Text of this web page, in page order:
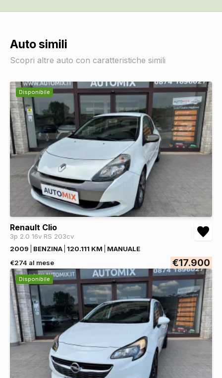
Auto simili
Scopri altre auto con caratteristiche simili
Disponibile
Renault Clio
3p 2.0 16v RS 203cv
2009
BENZINA 120.111 KM
MANUALE
€274 al mese
€17.900
Disponibile